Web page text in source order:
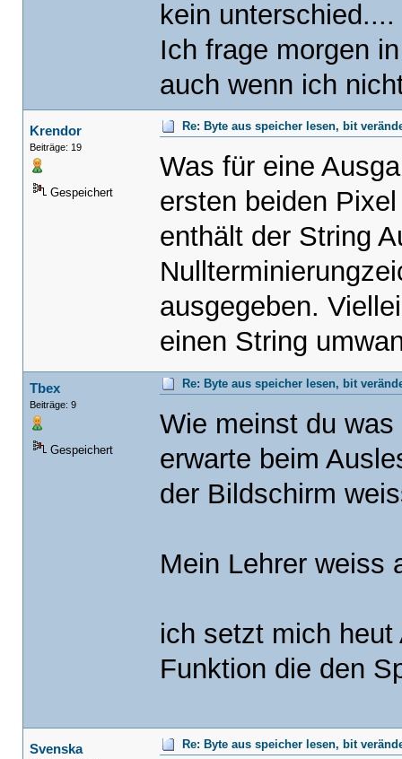
kein unterschied....
Ich frage morgen
auch wenn ich
Krendor
Beiträge: 19
Gespeichert
Re: Byte aus speicher lesen, bit
Was für eine
ersten beiden
enthält der String
ausgegeben.
einen String
Tbex
Beiträge: 9
Gespeichert
Re: Byte aus speicher lesen, bit
Wie meinst du
erwarte beim
der Bildschirm
Mein Lehrer weiss
ich setzt mich
Funktion die den
Svenska Re: Byte aus speicher lesen, bit